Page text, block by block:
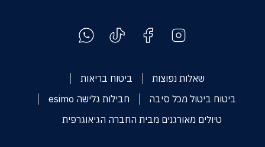
שאלות נפוצות
ביטוח בריאות
ביטוח ביטול מכל סיבה
חבילות גלישה esimo
טיולים מאורגנים מבית החברה הגיאוגרפית